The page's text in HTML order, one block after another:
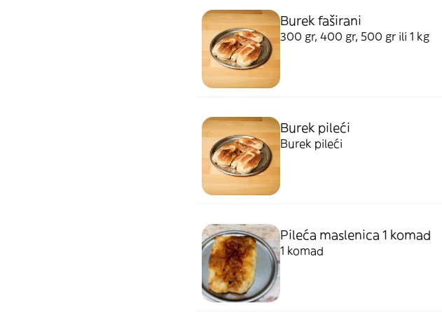
Burek faširani
300 gr, 400 gr, 500 gr ili 1 kg
Burek pileći
Burek pileći
Pileća maslenica 1 komad
1 komad